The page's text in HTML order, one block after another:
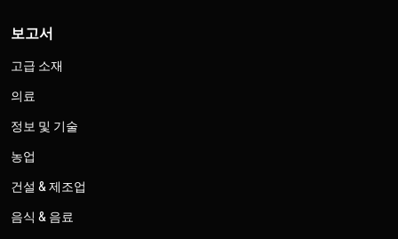
보고서
고급 소재
의료
정보 및 기술
농업
건설 & 제조업
음식 & 음료